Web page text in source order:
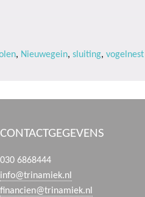
, Nieuwegein, sluiting, vogelnest
CONTACTGEGEVENS
030 6868444
info@trinamiek.nl
financien@trinamiek.nl